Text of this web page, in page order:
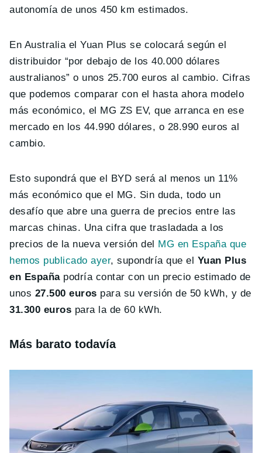
autonomía de unos 450 km estimados.
En Australia el Yuan Plus se colocará según el
distribuidor “por debajo de los 40.000 dólares
australianos” o unos 25.700 euros al cambio. Cifras
que podemos comparar con el hasta ahora modelo
más económico, el MG ZS EV, que arranca en ese
mercado en los 44.990 dólares, o 28.990 euros al
cambio.
Esto supondrá que el BYD será al menos un 11%
más económico que el MG. Sin duda, todo un
desafío que abre una guerra de precios entre las
marcas chinas. Una cifra que trasladada a los
precios de la nueva versión del MG en España que
hemos publicado ayer, supondría que el Yuan Plus
en Españapodría contar con un precio estimado de
unos 27.500 euros para su versión de 50 kWh, y de
31.300 euros para la de 60 kWh.
Más barato todavía